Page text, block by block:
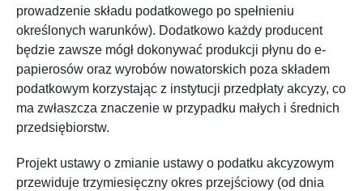
prowadzenie składu podatkowego po spełnieniu
określonych warunków). Dodatkowo każdy producent
będzie zawsze mógł dokonywać produkcji płynu do e-
papierosów oraz wyrobów nowatorskich poza składem
podatkowym korzystając z instytucji przedpłaty akcyzy, co
ma zwłaszcza znaczenie w przypadku małych i średnich
przedsiębiorstw.
Projekt ustawy o zmianie ustawy o podatku akcyzowym
przewiduje trzymiesięczny okres przejściowy (od dnia